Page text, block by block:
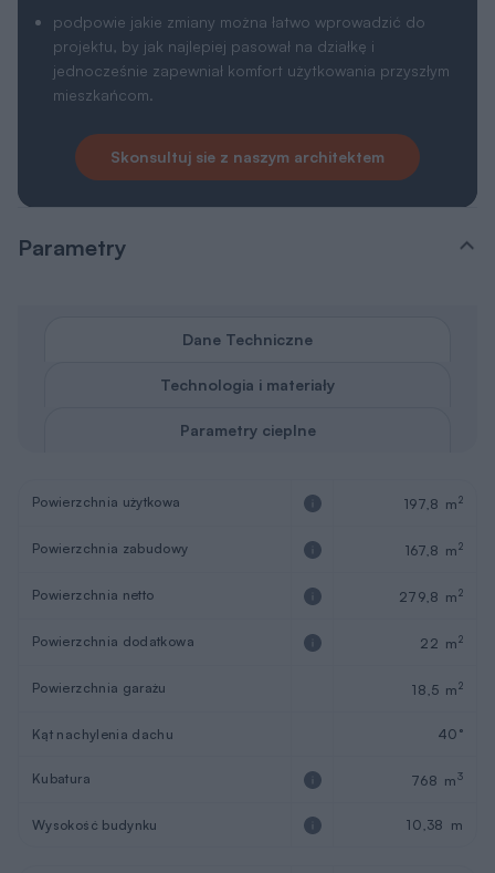
podpowie jakie zmiany można łatwo wprowadzić do
projektu, by jak najlepiej pasował na działkę i
jednocześnie zapewniał komfort użytkowania przyszłym
mieszkańcom.
Skonsultuj sie z naszym architektem
Parametry
Dane Techniczne
Technologia i materiały
Parametry cieplne
Powierzchnia użytkowa 197,8 m2
Powierzchnia zabudowy 167,8 m2
Powierzchnia netto 279,8 m2
Powierzchnia dodatkowa 22 m2
Powierzchnia garażu 18,5 m2
Kąt nachylenia dachu 40°
Kubatura 768 m3
Wysokość budynku 10,38 m